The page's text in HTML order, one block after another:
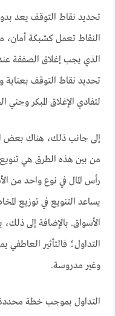
تحديد نقاط التوقف يعد
النقاط تعمل كشبكة أمان،
الذي يجب إغلاق الصفقة
تحديد نقاط التوقف
لتفادي الإغلاق المبكر
إلى جانب ذلك، هناك بعض
من بين هذه الطرق هي
رأس المال في نوع واحد من
يساعد التنويع في توزيع
الأسواق. بالإضافة إلى
التداول؛ فالتأثير
وغير مدروسة.
التداول بموجب خطة